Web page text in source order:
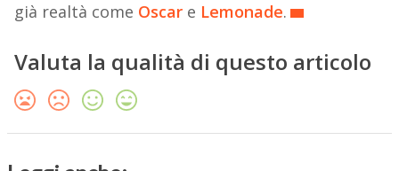
già realtà come Oscare Lemonade.
Valuta la qualità di questo articolo